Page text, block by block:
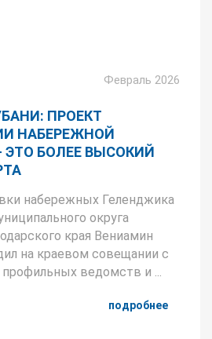
Февраль 2026
ПРОЕКТ
НАБЕРЕЖНОЙ
БОЛЕЕ ВЫСОКИЙ
набережных Геленджика
округа
края Вениамин
на краевом совещании с
ведомств и ...
подробнее